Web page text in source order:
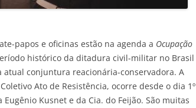
papos e oficinas estão na agenda a Ocupação
histórico da ditadura civil-militar no Brasil
conjuntura reacionária-conservadora. A
Ato de Resistência, ocorre desde o dia 1º
Kusnet e da Cia. do Feijão. São muitas